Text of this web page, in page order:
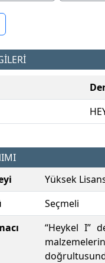
Yüksek
Seçmeli
“Heykel I”